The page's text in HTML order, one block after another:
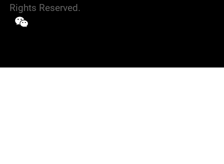
Rights Reserved.